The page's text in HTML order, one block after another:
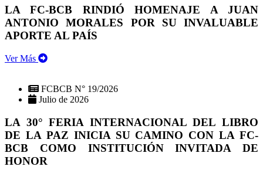
LA FC-BCB RINDIÓ HOMENAJE A JUAN
ANTONIO MORALES POR SU INVALUABLE
APORTE AL PAÍS
Ver Más
FCBCB N° 19/2026
Julio de 2026
LA 30° FERIA INTERNACIONAL DEL LIBRO
DE LA PAZ INICIA SU CAMINO CON LA FC-
BCB COMO INSTITUCIÓN INVITADA DE
HONOR